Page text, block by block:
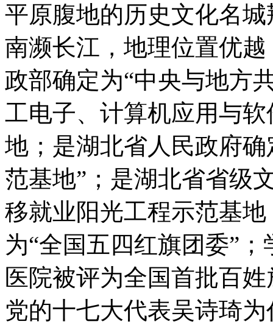
平原腹地的历史文化名
南濒长江，地理位置优
政部确定为“中央与地方
工电子、计算机应用与
地；是湖北省人民政府
范基地”；是湖北省省级
移就业阳光工程示范基
为“全国五四红旗团委”
医院被评为全国首批百
党的十七大代表吴诗琦